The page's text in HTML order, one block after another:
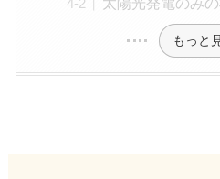
もっと